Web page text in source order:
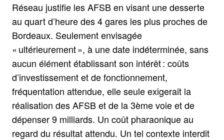
Réseau justifie les AFSB en visant une desserte
au quart d’heure des 4 gares les plus proches de
Bordeaux. Seulement envisagée
« ultérieurement », à une date indéterminée, sans
aucun élément établissant son intérêt : coûts
d’investissement et de fonctionnement,
fréquentation attendue, elle seule exigerait la
réalisation des AFSB et de la 3ème voie et de
dépenser 9 milliards. Un coût pharaonique au
regard du résultat attendu. Un tel contexte interdit